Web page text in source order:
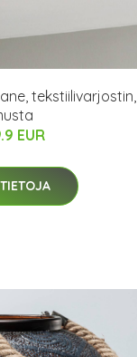
tekstiilivarjostin,
EUR